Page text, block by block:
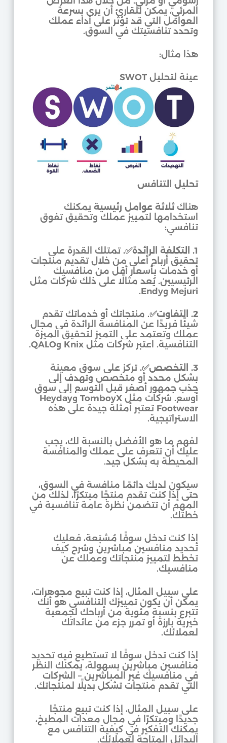
المرئي، يمكن للقارئ أن يرى بسرعة
العوامل التي قد تؤثر على أداء عملك
وتحدد تنافسيتك في السوق.
هذا مثال:
عينة لتحليل SWOT
تحليل التنافس
هناكثلاثة عوامل رئيسيةيمكنك
استخدامها لتمييز عملك وتحقيق تفوق
تنافسي:
1. التكلفة الرائدة ✅
.تمتلك القدرة على
تحقيق أرباح أعلى من خلال تقديم منتجات
أو خدمات بأسعار أقل من منافسيك
الرئيسيين. يُعد مثالًا على ذلك شركات مثل
Mejuri وEndy.
2. التفاوت ✅. منتجاتك أو خدماتك تقدم
شيئًا فريدًا عن المنافسة الرائدة في مجال
عملك وتعتمد على التميز لتحقيق الميزة
التنافسية. اعتبر شركات مثل Knix وQALO.
3. التخصص ✅
. تركز على سوق معينة
بشكل محدد أو متخصص وتهدف إلى
جذب جمهور أصغر قبل التوسع إلى سوق
أوسع. شركات مثل TomboyX وHeyday
Footwear تعتبر أمثلة جيدة على هذه
الاستراتيجية.
لفهم ما هو الأفضل بالنسبة لك، يجب
عليك أن تتعرف على عملك والمنافسة
المحيطة به بشكل جيد.
سيكون لديك دائمًا منافسة في السوق،
حتى إذا كنت تقدم منتجًا مبتكرًا، لذلك من
المهم أن تتضمن نظرة عامة تنافسية في
خطتك.
إذا كنت تدخل سوقًا مُشبَعة، فعليك
تحديد منافسين مباشرين وشرح كيف
تخطط لتمييز منتجاتك وعملك عن
منافسيك.
على سبيل المثال، إذا كنت تبيع مجوهرات،
يمكن أن يكون تمييزك التنافسي هو أنك
تتبرع بنسبة مئوية من أرباحك لجمعية
خيرية بارزة أو تمرر جزء من عائداتك
لعملائك.
إذا كنت تدخل سوقًا لا تستطيع فيه تحديد
منافسين مباشرين بسهولة، يمكنك النظر
في منافسيك غير المباشرين – الشركات
التي تقدم منتجات تشكل بديلًا لمنتجاتك.
على سبيل المثال، إذا كنت تبيع منتجًا
جديدًا ومبتكرًا في مجال معدات المطبخ،
يمكنك التفكير في كيفية التنافس مع
البدائل المتاحة لعملائك.